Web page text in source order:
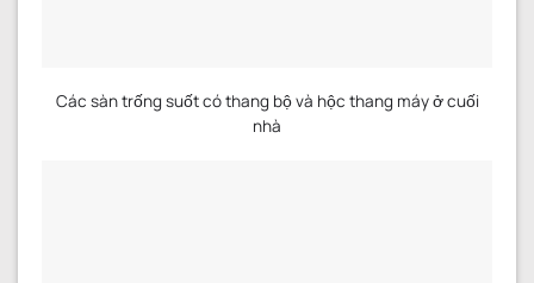
Các sàn trống suốt có thang bộ và hộc thang máy ở cuối
nhà